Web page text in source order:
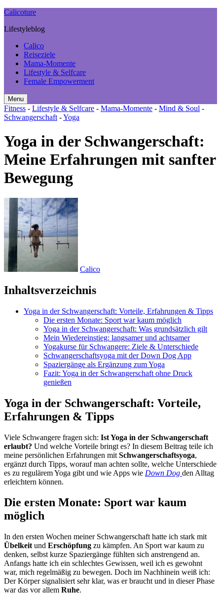
Calicoture
Lifestyleblog
Calico
Reiseziele
Mama-Momente
Lifestyle & Selfcare
Female Empowerment
Menu
Search
Sidebar
Fitness - Lifestyle & Selfcare - Mama-Momente - Mind & Soul -
Schwangerschaft -Yoga
Yoga in der Schwangerschaft:
Meine Erfahrungen mit sanfter
Bewegung
Calico
Inhaltsverzeichnis
Yoga in der Schwangerschaft: Vorteile, Erfahrungen & Tipps
Die ersten Monate: Sport war kaum möglich
Yoga in der Schwangerschaft: Was grundsätzlich gilt
Mein Wiedereinstieg: langsamer und achtsamer
Yogakurse für Schwangere: Ziele & Unterschiede
Schwangerschaftsyoga mit der Down Dog App
Spaziergänge als Ergänzung zum Yoga
Fazit: Yoga in der Schwangerschaft ohne Druck
genießen
Yoga in der Schwangerschaft: Vorteile,
Erfahrungen & Tipps
Viele Schwangere fragen sich: Ist Yoga in der Schwangerschaft
erlaubt? Und welche Vorteile bringt es? In diesem Beitrag teile ich
meine persönlichen Erfahrungen mit Schwangerschaftsyoga,
ergänzt durch Tipps, worauf man achten sollte, welche Unterschiede
es zu regulärem Yoga gibt und wie Apps wie Down Dog den Alltag
erleichtern können.
Die ersten Monate: Sport war kaum
möglich
In den ersten Wochen meiner Schwangerschaft hatte ich stark mit
Übelkeit und Erschöpfung zu kämpfen. An Sport war kaum zu
denken, selbst kurze Spaziergänge fühlten sich anstrengend an.
Anfangs hatte ich ein schlechtes Gewissen, weil ich es gewohnt
war, mich regelmäßig zu bewegen. Doch im Nachhinein weiß ich:
Der Körper signalisiert sehr klar, was er braucht und in dieser Phase
war das vor allem Ruhe.